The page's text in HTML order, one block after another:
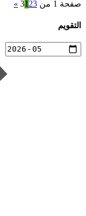
صفحة 1 من 3 123
»
التقويم